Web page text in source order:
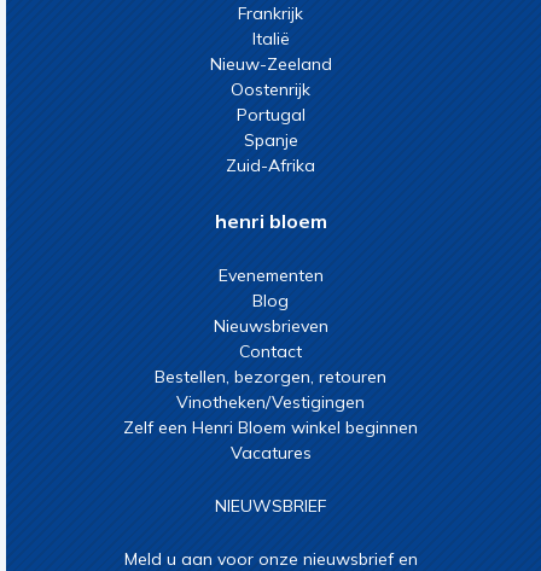
Frankrijk
Italië
Nieuw-Zeeland
Oostenrijk
Portugal
Spanje
Zuid-Afrika
henri bloem
Evenementen
Blog
Nieuwsbrieven
Contact
Bestellen, bezorgen, retouren
Vinotheken/Vestigingen
Zelf een Henri Bloem winkel beginnen
Vacatures
NIEUWSBRIEF
Meld u aan voor onze nieuwsbrief en